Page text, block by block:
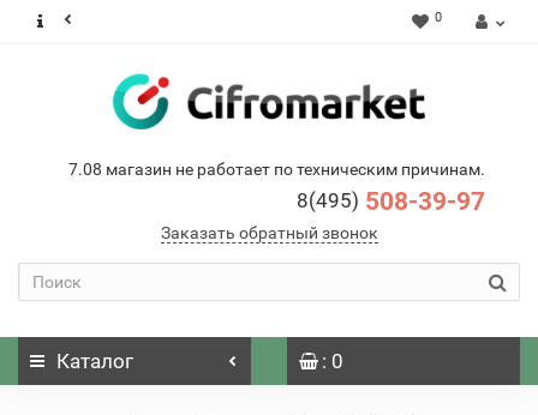
0
7.08 магазин не работает по техническим причинам.
8(495) 508-39-97
Заказать обратный звонок
Каталог : 0